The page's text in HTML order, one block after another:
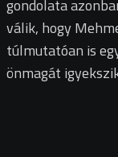
gondolata
válik, hogy
túlmutatóan is
önmagát